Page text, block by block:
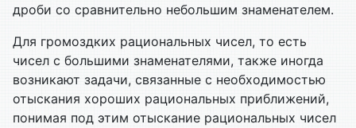
дроби со сравнительно небольшим знаменателем.
Для громоздких рациональных чисел, то есть
чисел с большими знаменателями, также иногда
возникают задачи, связанные с необходимостью
отыскания хороших рациональных приближений,
понимая под этим отыскание рациональных чисел